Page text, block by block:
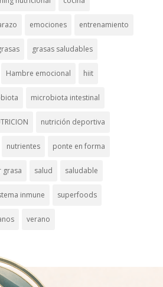
emociones entrenamiento
grasas saludables
Hambre emocional hiit
microbiota intestinal
nutrición deportiva
nutrientes ponte en forma
grasa salud saludable
inmune superfoods
verano